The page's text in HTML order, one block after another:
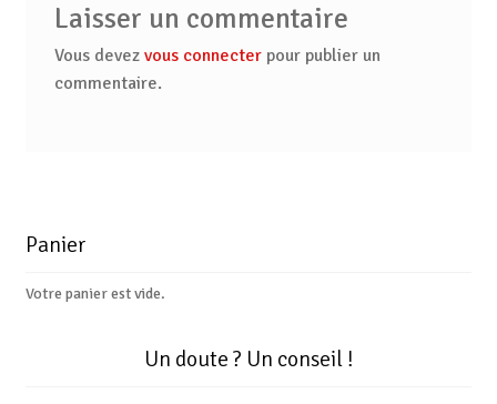
Laisser un commentaire
Vous devez vous connecterpour publier un
commentaire.
Panier
Votre panier est vide.
Un doute ? Un conseil !